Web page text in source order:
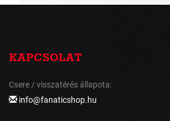
KAPCSOLAT
Csere / visszatérés állapota:
info@fanaticshop.hu